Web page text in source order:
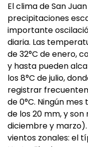
El clima de San
precipitaciones
importante
diaria. Las
de 32°C de enero,
y hasta pueden
los 8°C de julio,
registrar
de 0°C. Ningún
de los 20 mm, y
diciembre y
vientos zonales: el